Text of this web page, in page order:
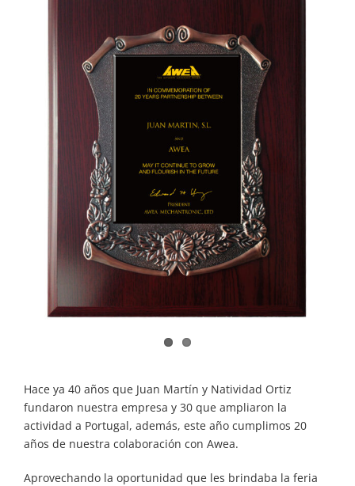
Hace ya 40 años que Juan Martín y Natividad Ortiz
fundaron nuestra empresa y 30 que ampliaron la
actividad a Portugal, además, este año cumplimos 20
años de nuestra colaboración con Awea.
Aprovechando la oportunidad que les brindaba la feria